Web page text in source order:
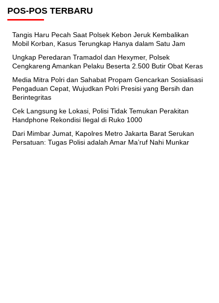
POS-POS TERBARU
Tangis Haru Pecah Saat Polsek Kebon Jeruk Kembalikan
Mobil Korban, Kasus Terungkap Hanya dalam Satu Jam
Ungkap Peredaran Tramadol dan Hexymer, Polsek
Cengkareng Amankan Pelaku Beserta 2.500 Butir Obat Keras
Media Mitra Polri dan Sahabat Propam Gencarkan Sosialisasi
Pengaduan Cepat, Wujudkan Polri Presisi yang Bersih dan
Berintegritas
Cek Langsung ke Lokasi, Polisi Tidak Temukan Perakitan
Handphone Rekondisi Ilegal di Ruko 1000
Dari Mimbar Jumat, Kapolres Metro Jakarta Barat Serukan
Persatuan: Tugas Polisi adalah Amar Ma’ruf Nahi Munkar